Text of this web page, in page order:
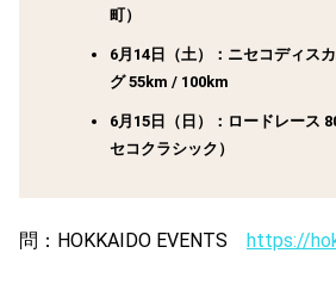
町）
6月14日（土）：ニセコディス
グ 55km / 100km
6月15日（日）：ロードレース
セコクラシック）
問：HOKKAIDO EVENTS https://